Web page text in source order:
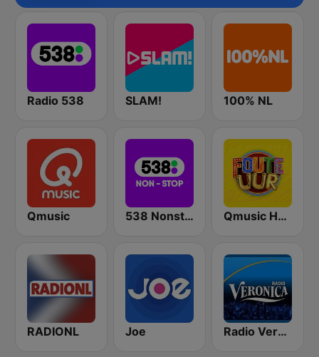
Radio 538 SLAM! 100% NL
Qmusic 538 Nonstop Qmusic Het Foute Uur
RADIONL Joe Radio Veronica